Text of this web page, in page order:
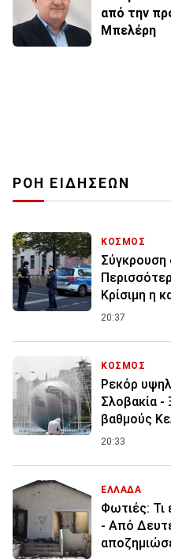
από την
Μπελέρη
ΡΟΗ ΕΙΔΗΣΕΩΝ
ΚΟΣΜΟΣ
Σύγκρουση
Κρίσιμη η
20:37
ΚΟΣΜΟΣ
Ρεκόρ
Σλοβακία -
βαθμούς
20:33
ΕΛΛΑΔΑ
Φωτιές: Τι
- Από